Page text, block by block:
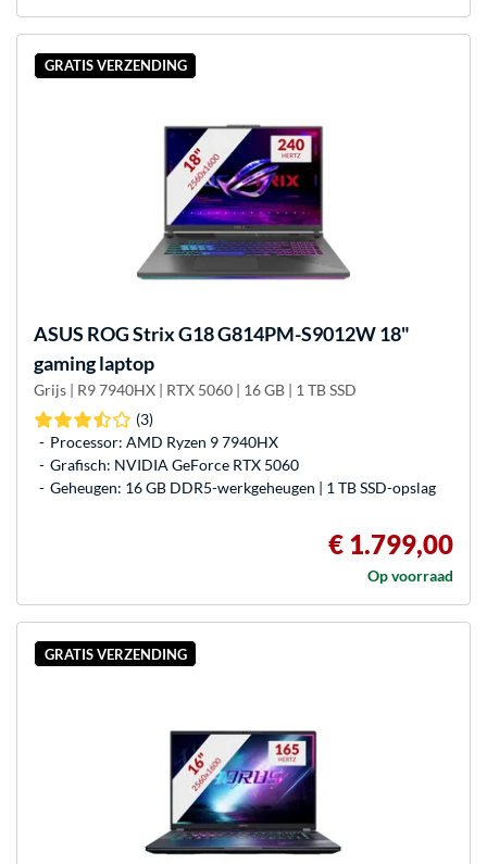
GRATIS VERZENDING
ASUS ROG Strix G18 G814PM-S9012W 18"
gaming laptop
Grijs | R9 7940HX | RTX 5060 | 16 GB | 1 TB SSD
(3)
Processor: AMD Ryzen 9 7940HX
Grafisch: NVIDIA GeForce RTX 5060
Geheugen: 16 GB DDR5-werkgeheugen | 1 TB SSD-opslag
€ 1.799,00
Op voorraad
GRATIS VERZENDING